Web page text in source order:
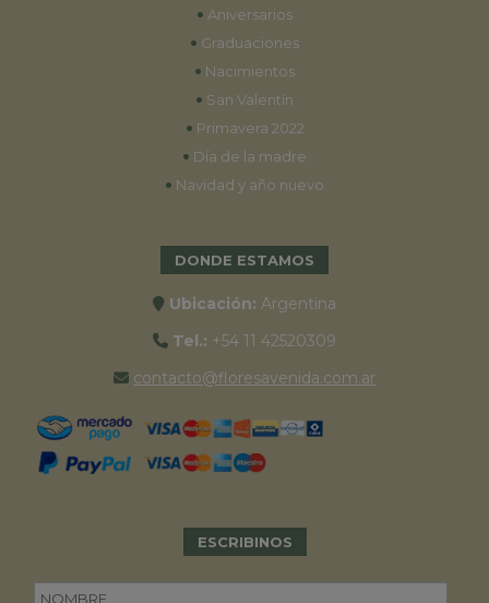
• Aniversarios
• Graduaciones
• Nacimientos
• San Valentín
• Primavera 2022
• Día de la madre
• Navidad y año nuevo
DONDE ESTAMOS
Ubicación: Argentina
Tel.: +54 11 42520309
contacto@floresavenida.com.ar
ESCRIBINOS